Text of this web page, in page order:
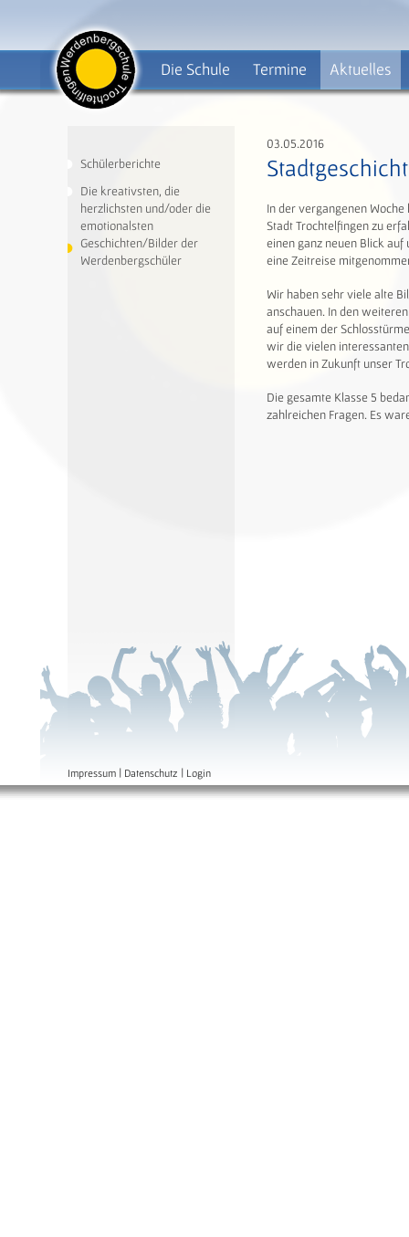
Die Schule Termine Aktuelles
Schülerberichte
Die kreativsten, die
herzlichsten und/oder die
emotionalsten
Geschichten/Bilder der
Werdenbergschüler
03.05.2016
In der vergangenen
Stadt Trochtelfingen zu
einen ganz neuen Blick
eine Zeitreise
Wir haben sehr viele alte
anschauen. In den
auf einem der
wir die vielen
werden in Zukunft unser
Die gesamte Klasse 5
zahlreichen Fragen. Es
Impressum | Datenschutz | Login